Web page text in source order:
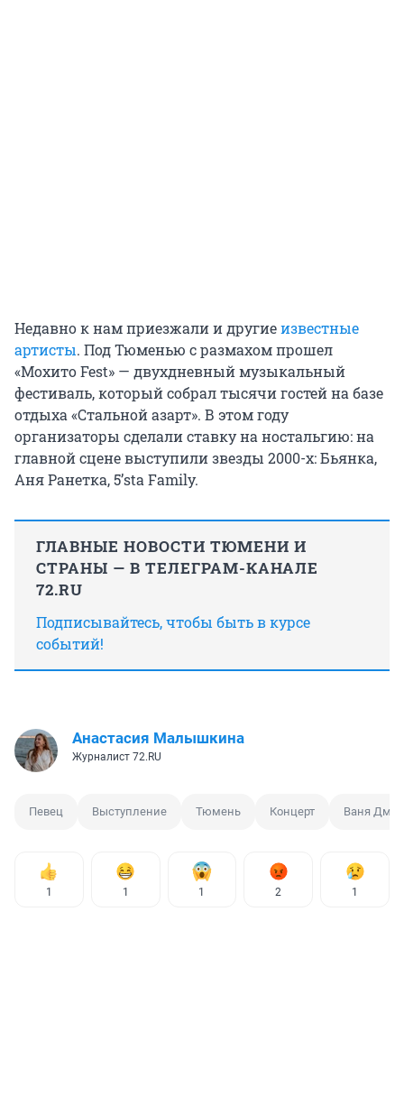
Недавно к нам приезжали и другиеизвестные
артисты. Под Тюменью с размахом прошел
«Мохито Fest» — двухдневный музыкальный
фестиваль, который собрал тысячи гостей на базе
отдыха «Стальной азарт». В этом году
организаторы сделали ставку на ностальгию: на
главной сцене выступили звезды 2000-х: Бьянка,
Аня Ранетка, 5’sta Family.
ГЛАВНЫЕ НОВОСТИ ТЮМЕНИ И
СТРАНЫ — В ТЕЛЕГРАМ-КАНАЛЕ
72.RU
Подписывайтесь, чтобы быть в курсе
событий!
Анастасия Малышкина
Журналист 72.RU
Певец Выступление Тюмень Концерт Ваня
1 1 1 2 1